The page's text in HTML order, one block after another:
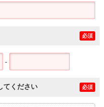
必須
-
てください 必須